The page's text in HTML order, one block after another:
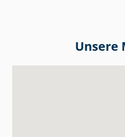
Unsere